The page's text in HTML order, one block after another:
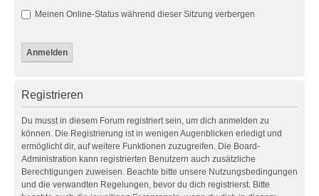
Meinen Online-Status während dieser Sitzung verbergen
Registrieren
Du musst in diesem Forum registriert sein, um dich anmelden zu
können. Die Registrierung ist in wenigen Augenblicken erledigt und
ermöglicht dir, auf weitere Funktionen zuzugreifen. Die Board-
Administration kann registrierten Benutzern auch zusätzliche
Berechtigungen zuweisen. Beachte bitte unsere Nutzungsbedingungen
und die verwandten Regelungen, bevor du dich registrierst. Bitte